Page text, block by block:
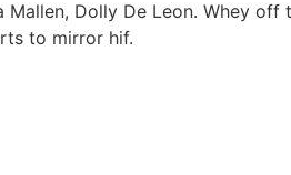
Mallen, Dolly De Leon. Whey off
to mirror hif.